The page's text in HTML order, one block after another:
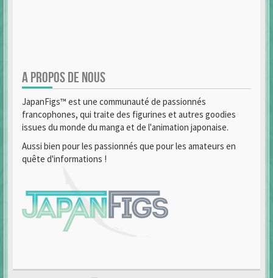
A PROPOS DE NOUS
JapanFigs™ est une communauté de passionnés
francophones, qui traite des figurines et autres goodies
issues du monde du manga et de l'animation japonaise.
Aussi bien pour les passionnés que pour les amateurs en
quête d'informations !